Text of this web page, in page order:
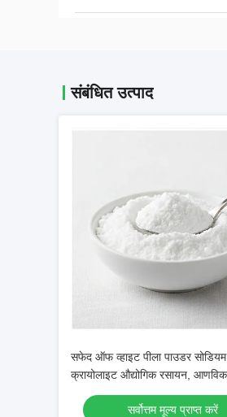
संबंधित उत्पाद
सफेद ऑफ व्हाइट पीला पाउडर सोडियम
क्रायोलाइट औद्योगिक रसायन,
209.94 के साथ
सर्वोत्तम मूल्य प्राप्त करें